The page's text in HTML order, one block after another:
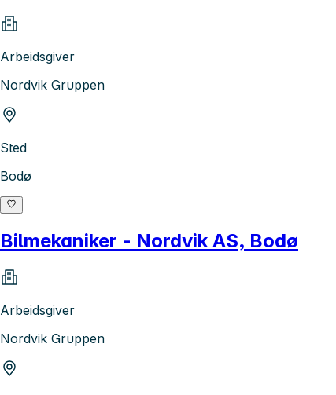
Arbeidsgiver
Nordvik Gruppen
Sted
Bodø
Bilmekaniker - Nordvik AS, Bodø
Arbeidsgiver
Nordvik Gruppen